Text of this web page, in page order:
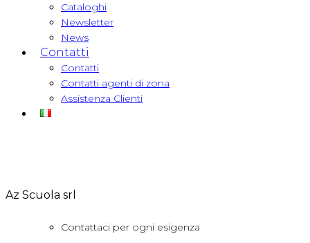
Cataloghi
Newsletter
News
Contatti
Contatti
Contatti agenti di zona
Assistenza Clienti
Az Scuola srl
Contattaci per ogni esigenza